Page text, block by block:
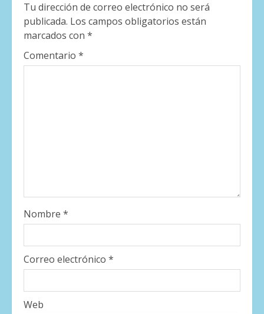
Tu dirección de correo electrónico no será
publicada. Los campos obligatorios están
marcados con *
Comentario *
Nombre *
Correo electrónico *
Web